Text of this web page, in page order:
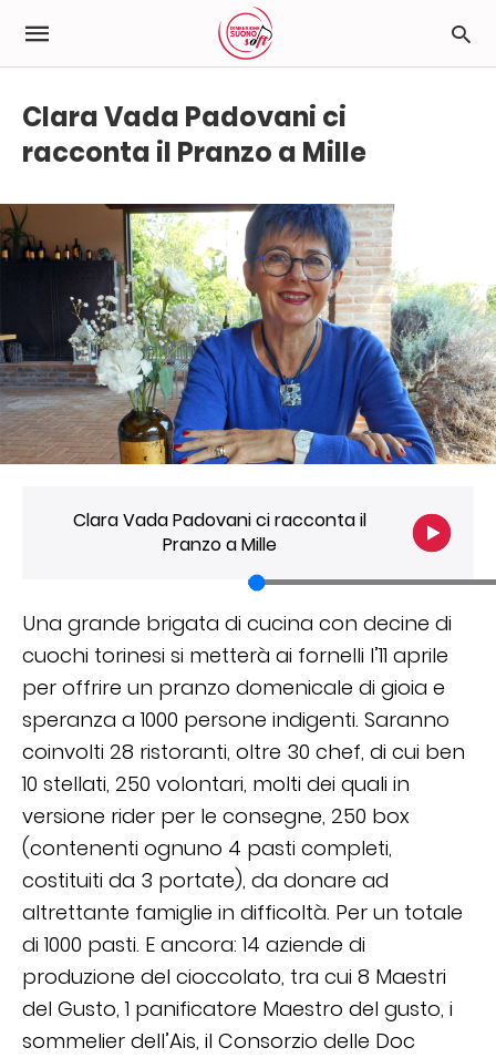
Clara Vada Padovani ci
racconta il Pranzo a Mille
Clara Vada Padovani ci racconta il
Pranzo a Mille
Una grande brigata di cucina con decine di
cuochi torinesi si metterà ai fornelli l’11 aprile
per offrire un pranzo domenicale di gioia e
speranza a 1000 persone indigenti. Saranno
coinvolti 28 ristoranti, oltre 30 chef, di cui ben
10 stellati, 250 volontari, molti dei quali in
versione rider per le consegne, 250 box
(contenenti ognuno 4 pasti completi,
costituiti da 3 portate), da donare ad
altrettante famiglie in difficoltà. Per un totale
di 1000 pasti. E ancora: 14 aziende di
produzione del cioccolato, tra cui 8 Maestri
del Gusto, 1 panificatore Maestro del gusto, i
sommelier dell’Ais, il Consorzio delle Doc